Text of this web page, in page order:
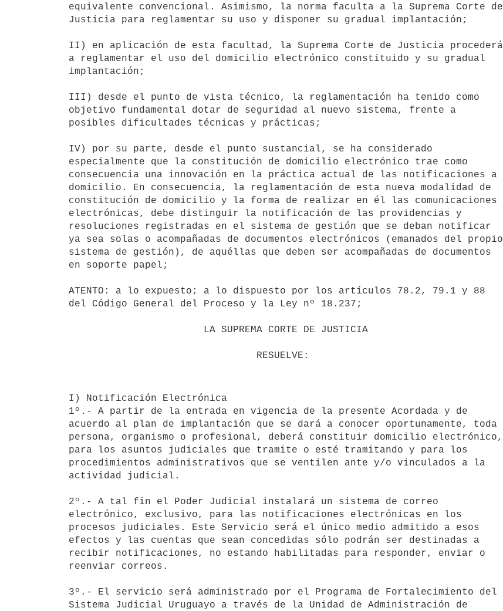
equivalente convencional. Asimismo, la norma faculta a la Suprema Corte de
Justicia para reglamentar su uso y disponer su gradual implantación;
II) en aplicación de esta facultad, la Suprema Corte de Justicia procederá
a reglamentar el uso del domicilio electrónico constituido y su gradual
implantación;
III) desde el punto de vista técnico, la reglamentación ha tenido como
objetivo fundamental dotar de seguridad al nuevo sistema, frente a
posibles dificultades técnicas y prácticas;
IV) por su parte, desde el punto sustancial, se ha considerado
especialmente que la constitución de domicilio electrónico trae como
consecuencia una innovación en la práctica actual de las notificaciones a
domicilio. En consecuencia, la reglamentación de esta nueva modalidad de
constitución de domicilio y la forma de realizar en él las comunicaciones
electrónicas, debe distinguir la notificación de las providencias y
resoluciones registradas en el sistema de gestión que se deban notificar
ya sea solas o acompañadas de documentos electrónicos (emanados del propio
sistema de gestión), de aquéllas que deben ser acompañadas de documentos
en soporte papel;
ATENTO: a lo expuesto; a lo dispuesto por los artículos 78.2, 79.1 y 88
del Código General del Proceso y la Ley nº 18.237;
I) Notificación Electrónica
1º.- A partir de la entrada en vigencia de la presente Acordada y de
acuerdo al plan de implantación que se dará a conocer oportunamente, toda
persona, organismo o profesional, deberá constituir domicilio electrónico,
para los asuntos judiciales que tramite o esté tramitando y para los
procedimientos administrativos que se ventilen ante y/o vinculados a la
actividad judicial.
2º.- A tal fin el Poder Judicial instalará un sistema de correo
electrónico, exclusivo, para las notificaciones electrónicas en los
procesos judiciales. Este Servicio será el único medio admitido a esos
efectos y las cuentas que sean concedidas sólo podrán ser destinadas a
recibir notificaciones, no estando habilitadas para responder, enviar o
reenviar correos.
3º.- El servicio será administrado por el Programa de Fortalecimiento del
Sistema Judicial Uruguayo a través de la Unidad de Administración de